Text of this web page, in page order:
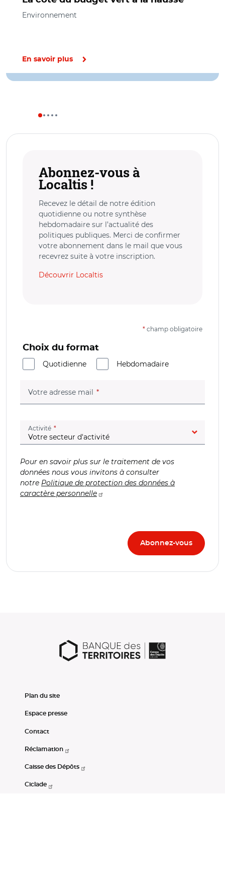
Environnement
En savoir plus
Abonnez-vous à
Localtis !
Recevez le détail de notre édition
quotidienne ou notre synthèse
hebdomadaire sur l’actualité des
politiques publiques. Merci de confirmer
votre abonnement dans le mail que vous
recevrez suite à votre inscription.
Découvrir Localtis
* champ obligatoire
Choix du format
Quotidienne
Hebdomadaire
Votre adresse mail (champ obligatoire)
Activité (champ obligatoire)
Pour en savoir plus sur le traitement de vos
données nous vous invitons à consulter
notre Politique de protection des données à
caractère personnelle
Plan du site
Espace presse
Contact
Réclamation
Caisse des Dépôts
Ciclade